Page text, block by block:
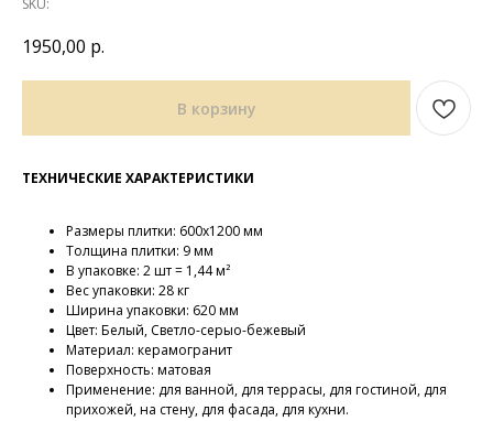
SKU:
1950,00 р.
В корзину
ТЕХНИЧЕСКИЕ ХАРАКТЕРИСТИКИ
Размеры плитки: 600х1200 мм
Толщина плитки: 9 мм
В упаковке: 2 шт = 1,44 м²
Вес упаковки: 28 кг
Ширина упаковки: 620 мм
Цвет: Белый, Светло-серыо-бежевый
Материал: керамогранит
Поверхность: матовая
Применение: для ванной, для террасы, для гостиной, для
прихожей, на стену, для фасада, для кухни.